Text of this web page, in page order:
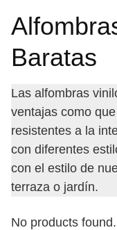
Baratas
Las alfombras
ventajas como
resistentes a la
con diferentes
con el estilo de
terraza o jardín.
No products found.